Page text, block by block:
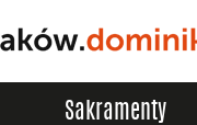
Sakramenty